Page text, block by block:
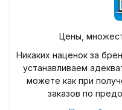
Цены,
Никаких наценок за
устанавливаем
можете как при
заказов по